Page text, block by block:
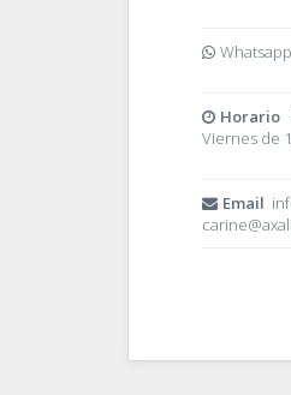
Horario
Viernes de
Email